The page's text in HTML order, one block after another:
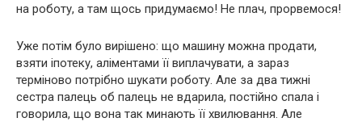
на роботу, а там щось придумаємо! Не плач, прорвемося!
Уже потім було вирішено: що машину можна продати,
взяти іпотеку, аліментами її виплачувати, а зараз
терміново потрібно шукати роботу. Але за два тижні
сестра палець об палець не вдарила, постійно спала і
говорила, що вона так минають її хвилювання. Але